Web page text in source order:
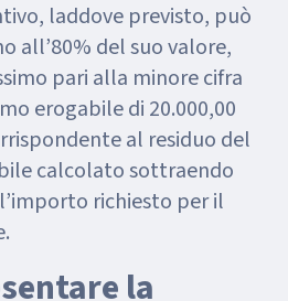
laddove previsto, può
all’80% del suo valore,
pari alla minore cifra
erogabile di 20.000,00
al residuo del
calcolato sottraendo
richiesto per il
la